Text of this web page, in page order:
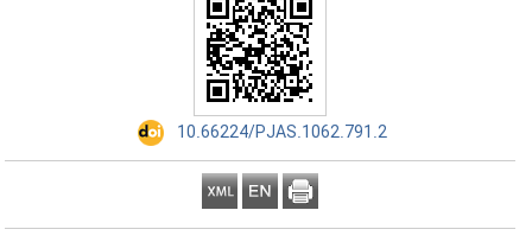
‎ 10.66224/PJAS.1062.791.2